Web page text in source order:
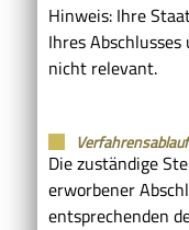
Hinweis: Ihre
Ihres
nicht relevant.
Verfahrensablauf
Die zuständige
erworbener
entsprechenden